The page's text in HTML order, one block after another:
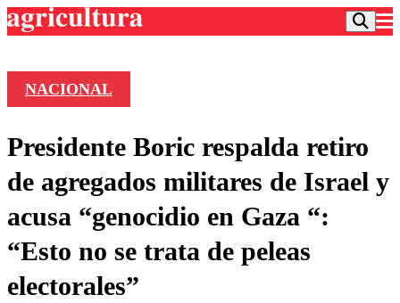
Frecuencias
Agricultura TV
Deportes
Colo Colo
Motor
Otros Deportes
Seleccion Chilena
Entretención
Dato Practico
Economía
Vida Social
Publicaciones en medios
NACIONAL
Presidente Boric respalda retiro
de agregados militares de Israel y
acusa “genocidio en Gaza “:
“Esto no se trata de peleas
electorales”